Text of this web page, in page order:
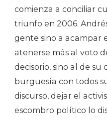
comienza a conciliar
triunfo en 2006.
gente sino a acampar
atenerse más al voto
decisorio, sino al de su
burguesía con todos
discurso, dejar el
escombro político lo